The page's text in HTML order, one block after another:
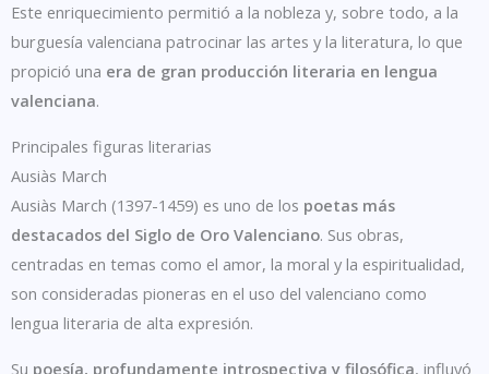
Este enriquecimiento permitió a la nobleza y, sobre todo, a la
burguesía valenciana patrocinar las artes y la literatura, lo que
propició una era de gran producción literaria en lengua
valenciana.
Principales figuras literarias
Ausiàs March
Ausiàs March (1397-1459) es uno de los poetas más
destacados del Siglo de Oro Valenciano. Sus obras,
centradas en temas como el amor, la moral y la espiritualidad,
son consideradas pioneras en el uso del valenciano como
lengua literaria de alta expresión.
Su poesía, profundamente introspectiva y filosófica, influyó